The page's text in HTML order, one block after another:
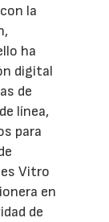
la
ha
digital
de
línea,
para
Vitro
en
de